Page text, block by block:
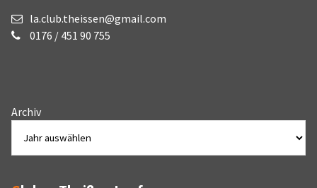
la.club.theissen@gmail.com
0176 / 451 90 755
Archiv